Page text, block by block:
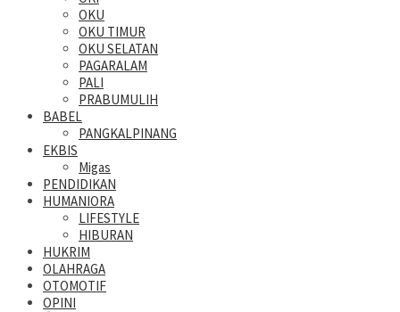
OKU
OKU TIMUR
OKU SELATAN
PAGARALAM
PALI
PRABUMULIH
BABEL
PANGKALPINANG
EKBIS
Migas
PENDIDIKAN
HUMANIORA
LIFESTYLE
HIBURAN
HUKRIM
OLAHRAGA
OTOMOTIF
OPINI